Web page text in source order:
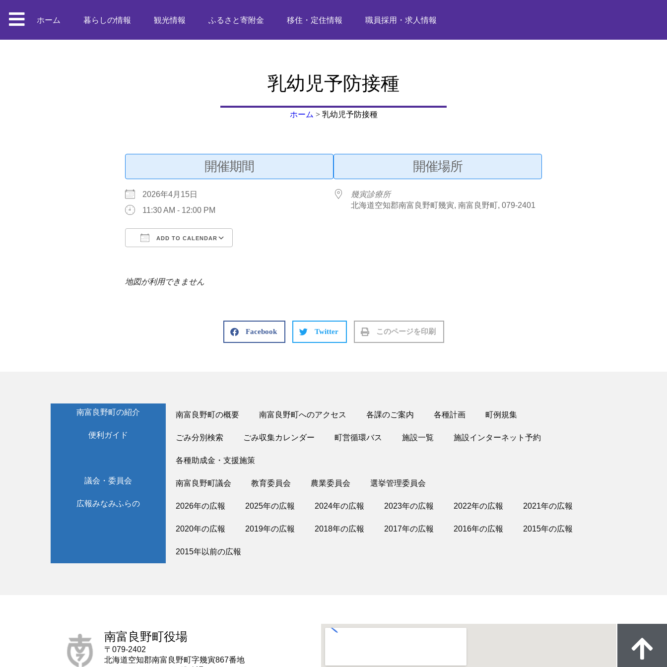
ホーム 暮らしの情報 観光情報 ふるさと寄附金 移住・定住情報 職員採用・求人情報
乳幼児予防接種
ホーム > 乳幼児予防接種
開催期間
2026年4月15日
11:30 AM - 12:00 PM
ADD TO CALENDAR
開催場所
幾寅診療所
北海道空知郡南富良野町幾寅, 南富良野町, 079-2401
地図が利用できません
Facebook Twitter このページを印刷
南富良野町の紹介 南富良野町の概要 南富良野町へのアクセス 各課のご案内 各種計画 町例規集
便利ガイド ごみ分別検索 ごみ収集カレンダー 町営循環バス 施設一覧 施設インターネット予約
各種助成金・支援施策
議会・委員会 南富良野町議会 教育委員会 農業委員会 選挙管理委員会
広報みなみふらの 2026年の広報 2025年の広報 2024年の広報 2023年の広報 2022年の広報 2021年の広報
2020年の広報 2019年の広報 2018年の広報 2017年の広報 2016年の広報 2015年の広報
2015年以前の広報
南富良野町役場
〒079-2402
北海道空知郡南富良野町字幾寅867番地